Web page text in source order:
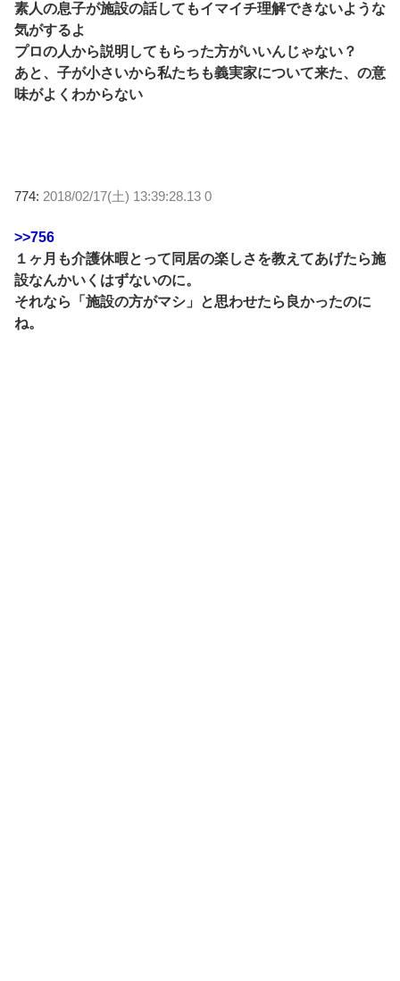
素人の息子が施設の話してもイマイチ理解できないような
気がするよ
プロの人から説明してもらった方がいいんじゃない？
あと、子が小さいから私たちも義実家について来た、の意
味がよくわからない
774: 2018/02/17(土) 13:39:28.13 0
>>756
１ヶ月も介護休暇とって同居の楽しさを教えてあげたら施
設なんかいくはずないのに。
それなら「施設の方がマシ」と思わせたら良かったのに
ね。